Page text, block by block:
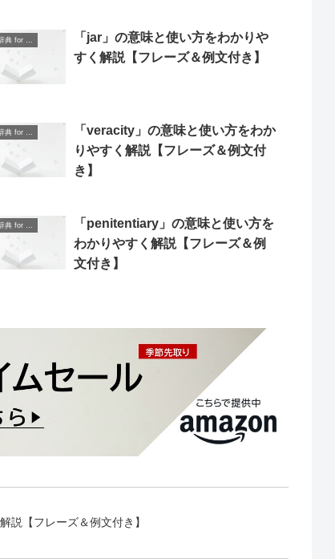
「jar」の意味と使い方をわかりや
すく解説【フレーズ＆例文付き】
英単語辞典 for Beginners
「veracity」の意味と使い方をわか
りやすく解説【フレーズ＆例文付
き】
英単語辞典 for Beginners
「penitentiary」の意味と使い方を
わかりやすく解説【フレーズ＆例
文付き】
説【フレーズ＆例文付き】